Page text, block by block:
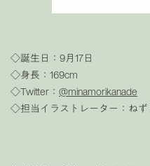
◇誕生日：9月17日
◇身長：169cm
◇Twitter： @minamorikanade
◇担当イラストレーター：ね